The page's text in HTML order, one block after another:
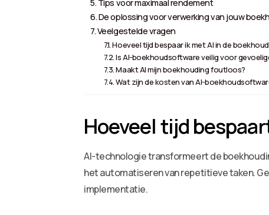
Tips voor maximaal rendement
De oplossing voor verwerking van jouw
Veelgestelde vragen
Hoeveel tijd bespaar ik met AI in de
Is AI-boekhoudsoftware veilig voor
Maakt AI mijn boekhouding foutloos?
Wat zijn de kosten van AI-
Hoeveel tijd
AI-technologie transformeert de
het automatiseren van repetitieve taken.
implementatie.